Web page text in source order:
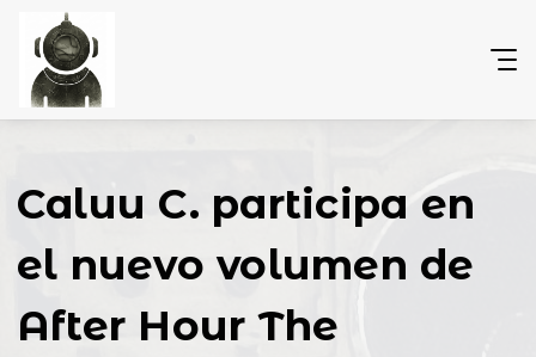
Caluu C. participa en
el nuevo volumen de
After Hour The